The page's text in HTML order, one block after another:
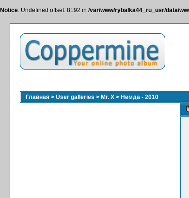
Notice: Undefined offset: 8192 in /var/www/rybalka44_ru_usr/data/
Главная > User galleries > Mr. X > Немда - 2010